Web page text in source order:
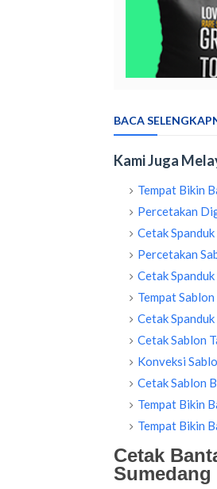
BACA
Kami Juga
Tempat Bikin
Percetakan
Cetak
Percetakan
Cetak
Tempat
Cetak
Cetak Sablon
Konveksi
Cetak Sablon
Tempat Bikin
Tempat Bikin
Cetak
Sumedang